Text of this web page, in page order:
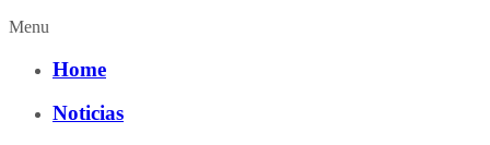
Menu
Home
Noticias